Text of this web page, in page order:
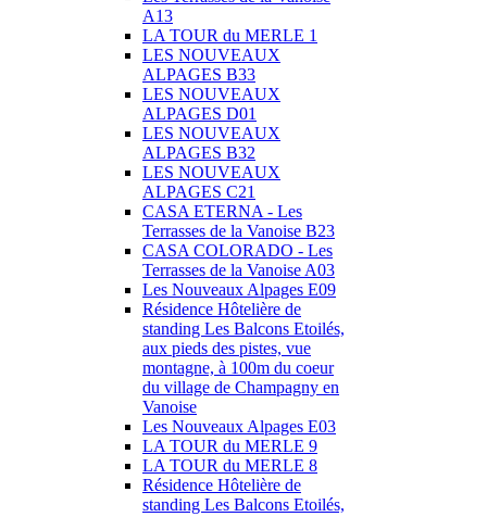
A13
LA TOUR du MERLE 1
LES NOUVEAUX
ALPAGES B33
LES NOUVEAUX
ALPAGES D01
LES NOUVEAUX
ALPAGES B32
LES NOUVEAUX
ALPAGES C21
CASA ETERNA - Les
Terrasses de la Vanoise B23
CASA COLORADO - Les
Terrasses de la Vanoise A03
Les Nouveaux Alpages E09
Résidence Hôtelière de
standing Les Balcons Etoilés,
aux pieds des pistes, vue
montagne, à 100m du coeur
du village de Champagny en
Vanoise
Les Nouveaux Alpages E03
LA TOUR du MERLE 9
LA TOUR du MERLE 8
Résidence Hôtelière de
standing Les Balcons Etoilés,